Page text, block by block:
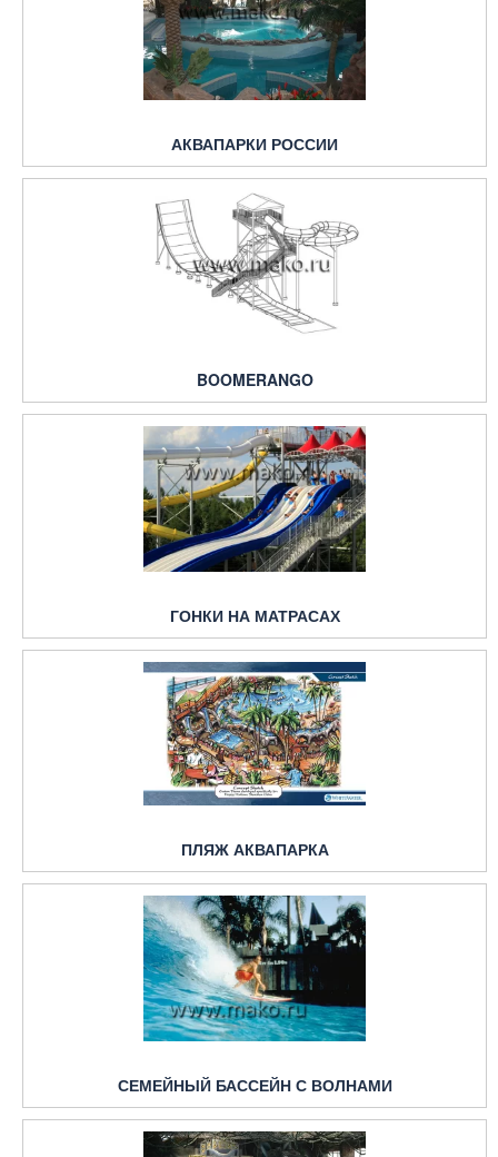
АКВАПАРКИ РОССИИ
BOOMERANGO
ГОНКИ НА МАТРАСАХ
ПЛЯЖ АКВАПАРКА
СЕМЕЙНЫЙ БАССЕЙН С ВОЛНАМИ